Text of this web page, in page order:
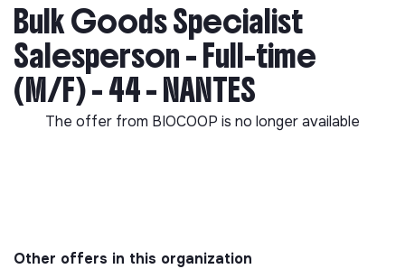
Bulk Goods Specialist
Salesperson - Full-time
(M/F) - 44 - NANTES
The offer from BIOCOOP is no longer available
Other offers in this organization